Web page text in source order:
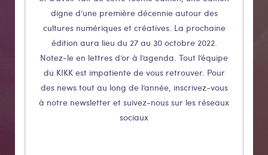
digne d’une première décennie autour des
cultures numériques et créatives. La prochaine
édition aura lieu du 27 au 30 octobre 2022.
Notez-le en lettres d’or à l’agenda. Tout l’équipe
du KIKK est impatiente de vous retrouver. Pour
des news tout au long de l’année, inscrivez-vous
à notre newsletter et suivez-nous sur les réseaux
sociaux